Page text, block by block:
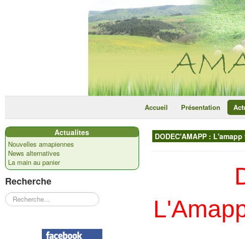
Accueil Présentation
Actualites
Nouvelles amapiennes
News alternatives
La main au panier
Recherche
Rechercher
DODEC'AMAPP :